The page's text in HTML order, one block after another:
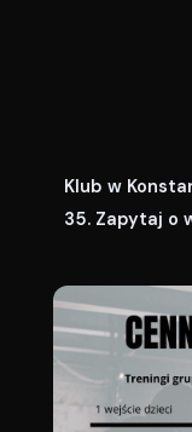
Klub w
35. Zapytaj o